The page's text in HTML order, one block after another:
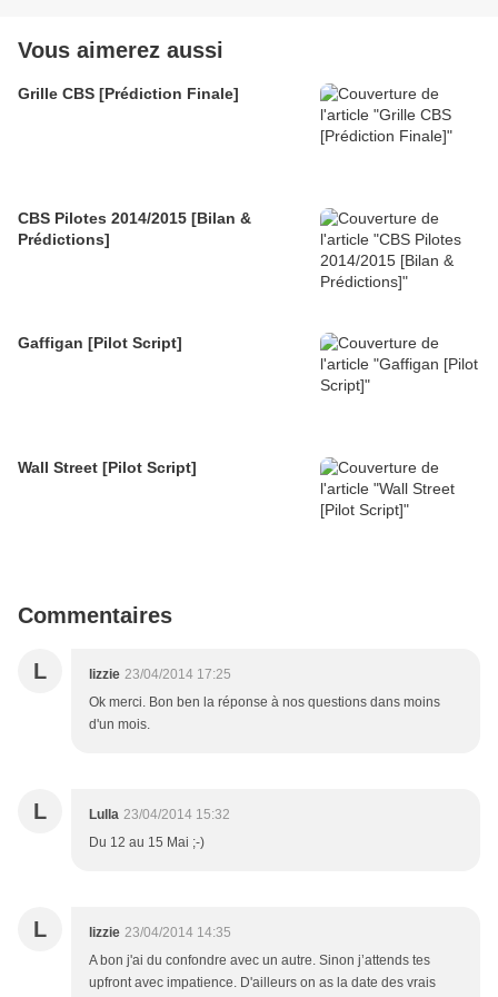
Vous aimerez aussi
Grille CBS [Prédiction Finale]
CBS Pilotes 2014/2015 [Bilan &
Prédictions]
Gaffigan [Pilot Script]
Wall Street [Pilot Script]
Commentaires
L lizzie 23/04/2014 17:25
Ok merci. Bon ben la réponse à nos questions dans moins
d'un mois.
L Lulla 23/04/2014 15:32
Du 12 au 15 Mai ;-)
L lizzie 23/04/2014 14:35
A bon j'ai du confondre avec un autre. Sinon j’attends tes
upfront avec impatience. D'ailleurs on as la date des vrais